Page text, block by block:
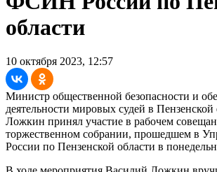
области
10 октября 2023, 12:57
Министр общественной безопасности и
деятельности мировых судей в
Ложкин принял участие в рабочем
торжественном собрании, прошедшем в
России по Пензенской области в